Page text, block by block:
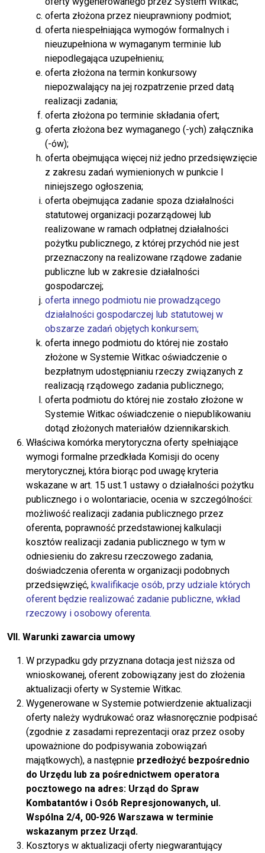
oferta złożona przez nieuprawniony podmiot;
oferta niespełniająca wymogów formalnych i
nieuzupełniona w wymaganym terminie lub
niepodlegająca uzupełnieniu;
oferta złożona na termin konkursowy
niepozwalający na jej rozpatrzenie przed datą
realizacji zadania;
oferta złożona po terminie składania ofert;
oferta złożona bez wymaganego (-ych) załącznika
(-ów);
oferta obejmująca więcej niż jedno przedsięwzięcie
z zakresu zadań wymienionych w punkcie I
niniejszego ogłoszenia;
oferta obejmująca zadanie spoza działalności
statutowej organizacji pozarządowej lub
realizowane w ramach odpłatnej działalności
pożytku publicznego, z której przychód nie jest
przeznaczony na realizowane rządowe zadanie
publiczne lub w zakresie działalności
gospodarczej;
oferta innego podmiotu nie prowadzącego
działalności gospodarczej lub statutowej w
obszarze zadań objętych konkursem;
oferta innego podmiotu do której nie zostało
złożone w Systemie Witkac oświadczenie o
bezpłatnym udostępnianiu rzeczy związanych z
realizacją rządowego zadania publicznego;
oferta podmiotu do której nie zostało złożone w
Systemie Witkac oświadczenie o niepublikowaniu
dotąd złożonych materiałów dziennikarskich.
Właściwa komórka merytoryczna oferty spełniające
wymogi formalne przedkłada Komisji do oceny
merytorycznej, która biorąc pod uwagę kryteria
wskazane w art. 15 ust.1 ustawy o działalności pożytku
publicznego i o wolontariacie, ocenia w szczególności:
możliwość realizacji zadania publicznego przez
oferenta, poprawność przedstawionej kalkulacji
kosztów realizacji zadania publicznego w tym w
odniesieniu do zakresu rzeczowego zadania,
doświadczenia oferenta w organizacji podobnych
przedsięwzięć, kwalifikacje osób, przy udziale których
oferent będzie realizować zadanie publiczne, wkład
rzeczowy i osobowy oferenta.
VII. Warunki zawarcia umowy
W przypadku gdy przyznana dotacja jest niższa od
wnioskowanej, oferent zobowiązany jest do złożenia
aktualizacji oferty w Systemie Witkac.
Wygenerowane w Systemie potwierdzenie aktualizacji
oferty należy wydrukować oraz własnoręcznie podpisać
(zgodnie z zasadami reprezentacji oraz przez osoby
upoważnione do podpisywania zobowiązań
majątkowych), a następnie przedłożyć bezpośrednio
do Urzędu lub za pośrednictwem operatora
pocztowego na adres: Urząd do Spraw
Kombatantów i Osób Represjonowanych, ul.
Wspólna 2/4, 00-926 Warszawa w terminie
wskazanym przez Urząd.
Kosztorys w aktualizacji oferty niegwarantujący